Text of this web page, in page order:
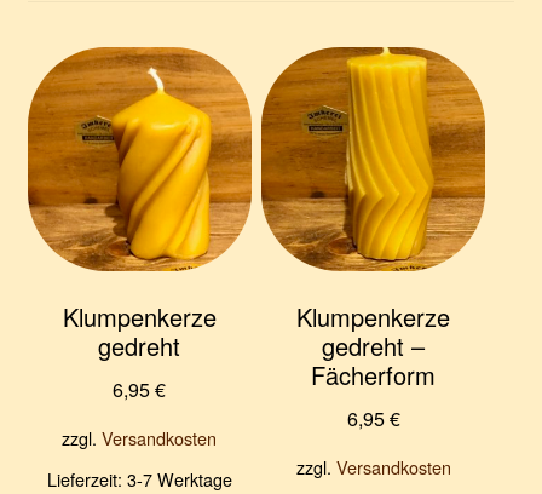
e
n
Klumpenkerze
gedreht
6,95€
zzgl.Versandkosten
Lieferzeit: 3-7 Werktage
Klumpenkerze
gedreht –
Fächerform
6,95€
zzgl. Versandkosten